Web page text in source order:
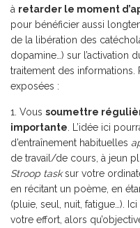
à retarder le moment
pour bénéficier aussi
de la libération des
dopamine…) sur l’activation
traitement des informations.
exposées :
Vous soumettre
importante . L’idée ici
d’entraînement habituelles
de travail/de cours, à jeun
Stroop tasksur votre
en récitant un poème, en
(pluie, seul, nuit, fatigue…).
votre effort, alors